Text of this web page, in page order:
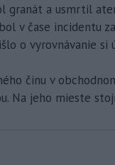
granát a usmrtil
v čase incidentu
o vyrovnávanie si
činu v
Na jeho mieste